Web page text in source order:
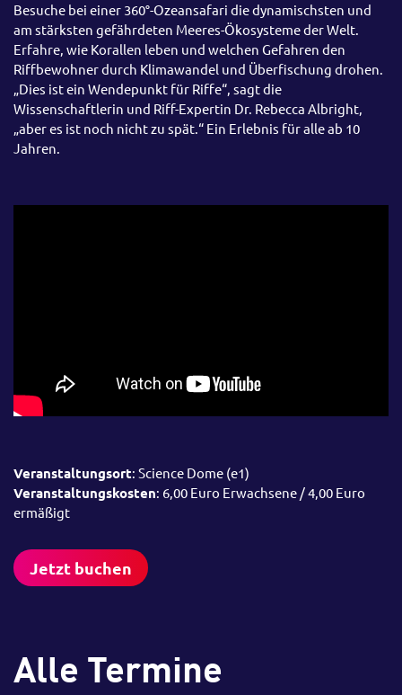
Besuche bei einer 360°-Ozeansafari die dynamischsten und
am stärksten gefährdeten Meeres-Ökosysteme der Welt.
Erfahre, wie Korallen leben und welchen Gefahren den
Riffbewohner durch Klimawandel und Überfischung drohen.
„Dies ist ein Wendepunkt für Riffe“, sagt die
Wissenschaftlerin und Riff-Expertin Dr. Rebecca Albright,
„aber es ist noch nicht zu spät.“ Ein Erlebnis für alle ab 10
Jahren.
Veranstaltungsort: Science Dome (e1)
Veranstaltungskosten: 6,00 Euro Erwachsene / 4,00 Euro
ermäßigt
Jetzt buchen
Alle Termine